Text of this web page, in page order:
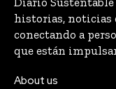
historias, noticias
conectando a
que están
About us